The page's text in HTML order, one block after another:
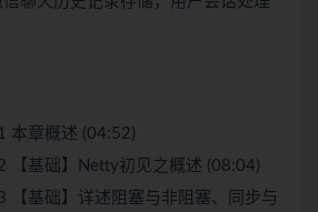
本章概述 (04:52)
【基础】Netty初见之概述 (08:04)
【基础】详述阻塞与非阻塞、同步与